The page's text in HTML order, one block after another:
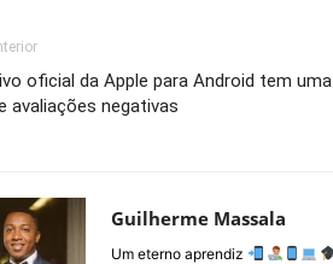
oficial da Apple para Android tem uma
avaliações negativas
Guilherme Massala
Um eterno aprendiz